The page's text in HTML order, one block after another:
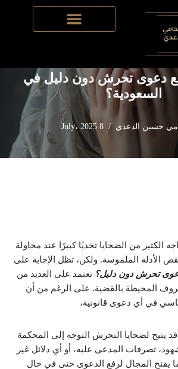
-
هل يمكن رفع دعوى تحرش دون دليل في
دعوى تحرش دون دليل في
السعودية؟
حسين الدعدي 8 July، 2025
الكثير من الضحايا تحديًا كبيرًا عند محاولة
الأدلة الملموسة. ولكن، تظل الإجابة على
تحرش دون دليل؟ تعتمد على العديد من
المحيطة بالقضية. على الرغم من أن
في أي دعوى قانونية،
قد يتيح لضحايا التحرش التوجه إلى المحكمة
تصرفات المدعى عليه، أو أي دلائل غير
يفتح المجال لرفع الدعوى حتى في حال